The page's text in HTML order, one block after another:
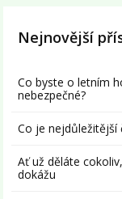
Nejnovější
Co byste o letním
nebezpečné?
Co je nejdůležitější
Ať už děláte
dokážu